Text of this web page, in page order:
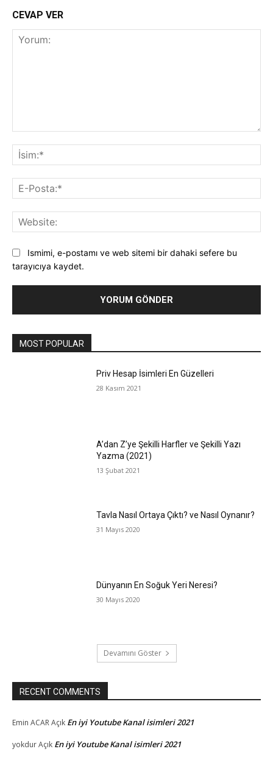
CEVAP VER
Ismimi, e-postamı ve web sitemi bir dahaki sefere bu
tarayıcıya kaydet.
MOST POPULAR
Priv Hesap İsimleri En Güzelleri
28 Kasım 2021
A’dan Z’ye Şekilli Harfler ve Şekilli Yazı
Yazma (2021)
13 Şubat 2021
Tavla Nasıl Ortaya Çıktı? ve Nasıl Oynanır?
31 Mayıs 2020
Dünyanın En Soğuk Yeri Neresi?
30 Mayıs 2020
Devamını Göster
RECENT COMMENTS
Emin ACARAçık En iyi Youtube Kanal isimleri 2021
yokdurAçık En iyi Youtube Kanal isimleri 2021